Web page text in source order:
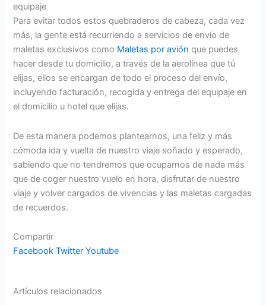
equipaje
Para evitar todos estos quebraderos de cabeza, cada vez
más, la gente está recurriendo a servicios de envío de
maletas exclusivos como Maletas por avión que puedes
hacer desde tu domicilio, a través de la aerolínea que tú
elijas, ellos se encargan de todo el proceso del envío,
incluyendo facturación, recogida y entrega del equipaje en
el domicilio u hotel que elijas.
De esta manera podemos plantearnos, una feliz y más
cómoda ida y vuelta de nuestro viaje soñado y esperado,
sabiendo que no tendremos que ocuparnos de nada más
que de coger nuestro vuelo en hora, disfrutar de nuestro
viaje y volver cargados de vivencias y las maletas cargadas
de recuerdos.
Compartir
Facebook Twitter Youtube
Artículos relacionados